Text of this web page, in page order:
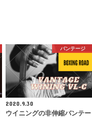
バンテージ
2020.9.30
ウイニングの非伸縮バンテー